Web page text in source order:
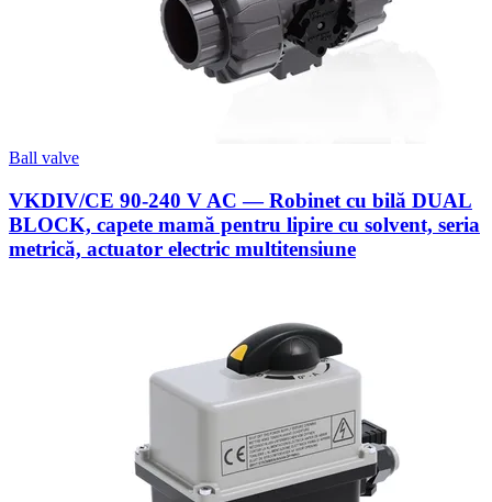
Ball valve
VKDIV/CE 90-240 V AC — Robinet cu bilă DUAL
BLOCK, capete mamă pentru lipire cu solvent, seria
metrică, actuator electric multitensiune